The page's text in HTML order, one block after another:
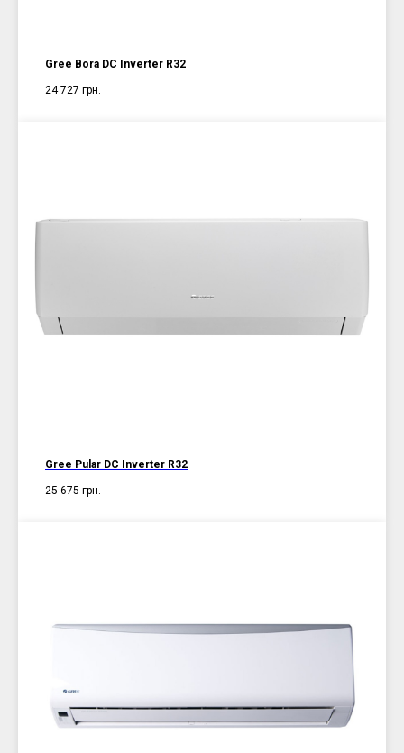
Gree Bora DC Inverter R32
24 727 грн.
Gree Pular DC Inverter R32
25 675 грн.